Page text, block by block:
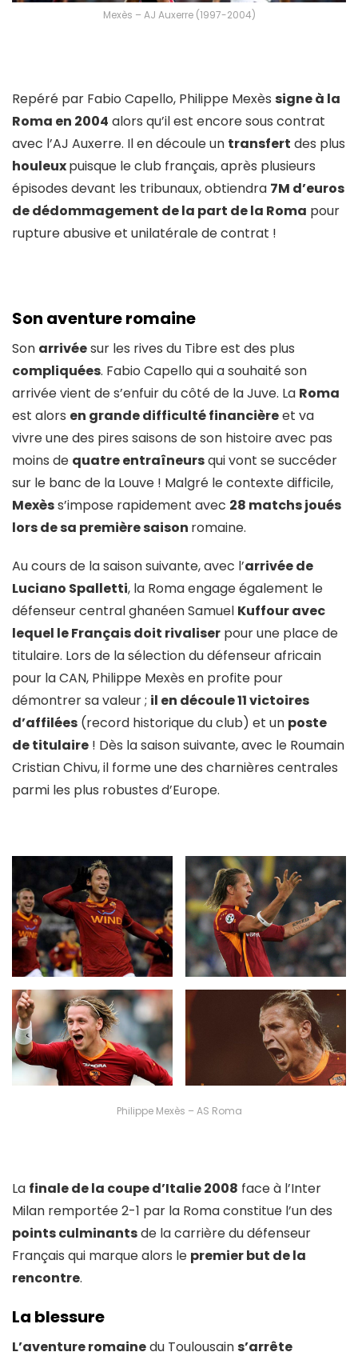
Mexès – AJ Auxerre (1997-2004)
Repéré par Fabio Capello, Philippe Mexès signe à la
Roma en 2004 alors qu’il est encore sous contrat
avec l’AJ Auxerre. Il en découle un transfert des plus
houleuxpuisque le club français, après plusieurs
épisodes devant les tribunaux, obtiendra 7M d’euros
de dédommagement de la part de la Roma pour
rupture abusive et unilatérale de contrat !
Son aventure romaine
Son arrivéesur les rives du Tibre est des plus
compliquées. Fabio Capello qui a souhaité son
arrivée vient de s’enfuir du côté de la Juve. La Roma
est alors en grande difficulté financièreet va
vivre une des pires saisons de son histoire avec pas
moins de quatre entraîneursqui vont se succéder
sur le banc de la Louve ! Malgré le contexte difficile,
Mexèss’impose rapidement avec 28 matchs joués
lors de sa première saison romaine.
Au cours de la saison suivante, avec l’arrivée de
Luciano Spalletti, la Roma engage également le
défenseur central ghanéen Samuel Kuffour avec
lequel le Français doit rivaliser pour une place de
titulaire. Lors de la sélection du défenseur africain
pour la CAN, Philippe Mexès en profite pour
démontrer sa valeur ; il en découle 11 victoires
d’affilées (record historique du club) et un poste
de titulaire ! Dès la saison suivante, avec le Roumain
Cristian Chivu, il forme une des charnières centrales
parmi les plus robustes d’Europe.
Philippe Mexès – AS Roma
La finale de la coupe d’Italie 2008 face à l’Inter
Milan remportée 2-1 par la Roma constitue l’un des
points culminantsde la carrière du défenseur
Français qui marque alors le premier but de la
rencontre.
La blessure
L’aventure romainedu Toulousains’arrête